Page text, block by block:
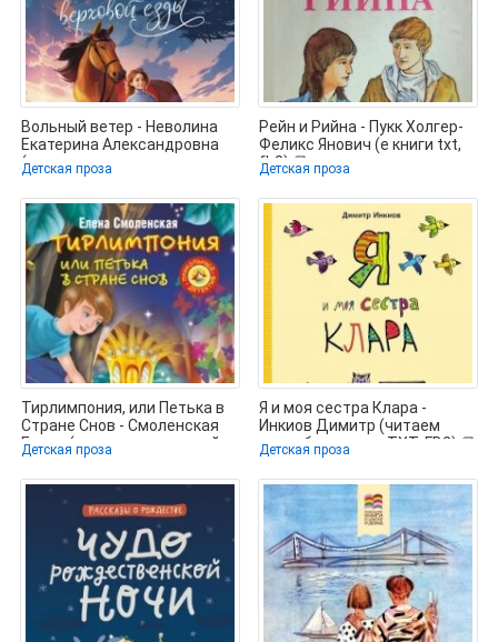
Вольный ветер - Неволина
Екатерина Александровна
(книги хорошего качества
TXT,
Детская проза
Рейн и Рийна - Пукк Холгер-
Феликс Янович (е книги txt,
fb2) 📗
Детская проза
Тирлимпония, или Петька в
Стране Снов - Смоленская
Елена (читать книги онлайн
Детская проза
Я и моя сестра Клара -
Инкиов Димитр (читаем
книги бесплатно TXT, FB2) 📗
Детская проза